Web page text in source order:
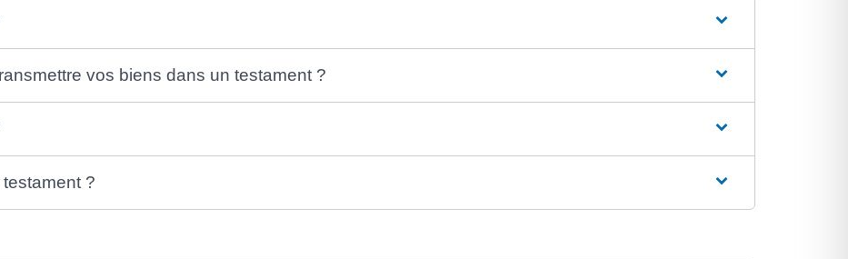
vos biens dans un testament ?
?